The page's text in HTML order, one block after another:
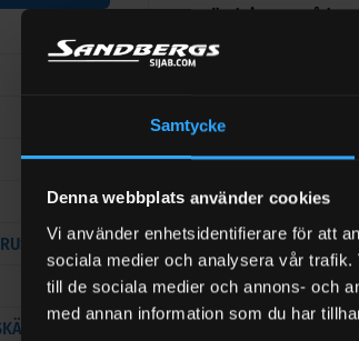
Samtycke
Denna webbplats använder cookies
Vi använder enhetsidentifierare för att
sociala medier och analysera vår
till de sociala medier och annons- och
med annan information som du har
Användningsområden
Upplösning och
NSF-K3-
Snabb upplösning
Av